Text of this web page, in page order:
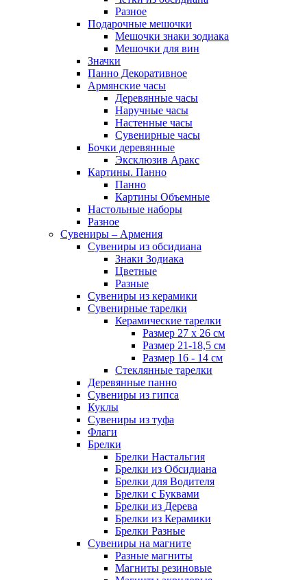
Разное
Подарочные мешочки
Мешочки знаки зодиака
Мешочки для вин
Значки
Панно Декоративное
Армянские часы
Деревянные часы
Наручные часы
Настенные часы
Сувенирные часы
Бочки деревянные
Эксклюзив Аракс
Картины. Панно
Панно
Картины Объемные
Настольные наборы
Разное
Сувениры – Армения
Сувениры из обсидиана
Знаки Зодиака
Цветные
Разные
Сувениры из керамики
Сувенирные тарелки
Керамические тарелки
Размер 27 х 26 см
Размер 21-18,5 см
Размер 16 - 14 см
Стеклянные тарелки
Деревянные панно
Сувениры из гипса
Куклы
Сувениры из туфа
Флаги
Брелки
Брелки Настальгия
Брелки из Обсидиана
Брелки для Водителя
Брелки с Буквами
Брелки из Дерева
Брелки из Керамики
Брелки Разные
Сувениры на магните
Разные магниты
Магниты резиновые